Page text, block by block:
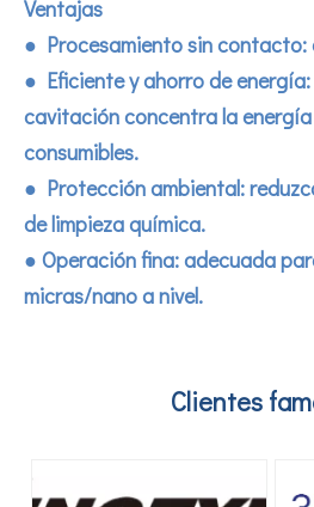
Actualmente, la investigación sobre
Ventajas
● Procesamiento sin contacto:
● Eficiente y ahorro de energía:
cavitación concentra la energía
consumibles.
● Protección ambiental:
de limpieza química.
● Operación fina:adecuada
micras/nano a nivel.
Clientes